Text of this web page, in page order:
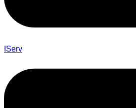
IServ